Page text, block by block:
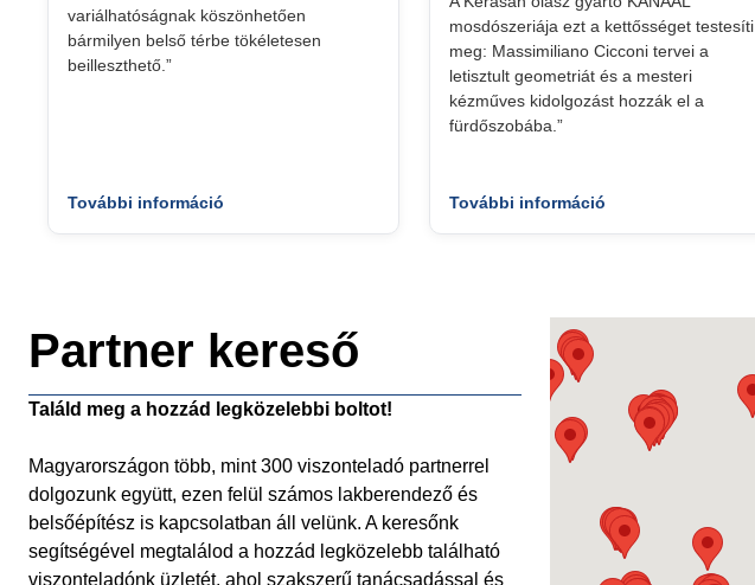
variálhatóságnak köszönhetően
bármilyen belső térbe tökéletesen
beilleszthető.”
További információ
mosdószeriája ezt a kettősséget testesíti
meg: Massimiliano Cicconi tervei a
letisztult geometriát és a mesteri
kézműves kidolgozást hozzák el a
fürdőszobába.”
További információ
Partner kereső
Találd meg a hozzád legközelebbi boltot!
Magyarországon több, mint 300 viszonteladó partnerrel
dolgozunk együtt, ezen felül számos lakberendező és
belsőépítész is kapcsolatban áll velünk. A keresőnk
segítségével megtalálod a hozzád legközelebb található
viszonteladónk üzletét, ahol szakszerű tanácsadással és